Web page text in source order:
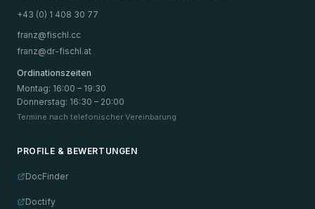
+43 (0) 1 408 30 77
franz@fischl.cc
franz@dr-fischl.at
Ordinationszeiten
Montag: 16:00 – 19:30
Donnerstag: 16:30 – 20:00
Termine nach telefonischer Vereinbarung
PROFILE & BEWERTUNGEN
DocFinder
Doctify